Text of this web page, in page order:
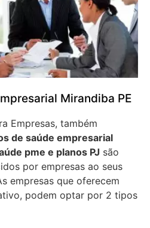
Mirandiba PE
Empresas, também
de saúde empresarial
pme e planos PJ são
por empresas ao seus
empresas que oferecem
podem optar por 2 tipos